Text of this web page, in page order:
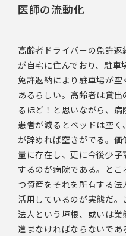
医師の流動化
高齢者ドライバーの免許
が自宅に住んでおり、駐車
免許返納により駐車場が
あるらしい。高齢者は貸
るほど！と思いながら、病
患者が減るとベッドは空
が辞めれば空きがでる。
量に存在し、更に今後少
するのが病院である。と
つ資産をそれを所有する法
活用しているのが実態だ。
法人という垣根、或いは
進まなければならないで